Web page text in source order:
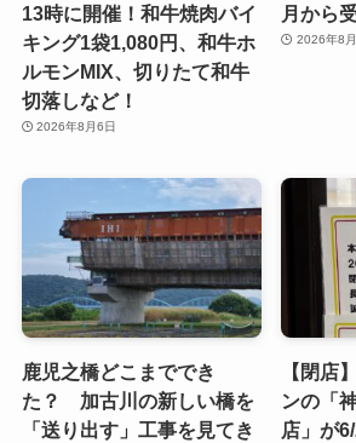
13時に開催！和牛焼肉バイ
キング1袋1,080円、和牛ホ
ルモンMIX、切りたて和牛
切落しなど！
2026年8月6日
月から
2026年8
鹿児之橋どこまででき
た？ 加古川の新しい橋を
「送り出す」工事を見てき
【閉店
ンの「
店」が